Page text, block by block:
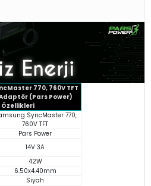
770, 760V TFT
(Pars Power)
Özellikleri
SyncMaster 770,
760V TFT
Pars Power
14V 3A
42W
6.50x4.40mm
Siyah